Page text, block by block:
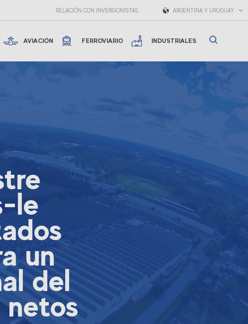
RELACIÓN CON INVERSIONISTAS ARGENTINA Y URUGUAY
AVIACIÓN FERROVIARIO INDUSTRIALES
le
un
del
netos